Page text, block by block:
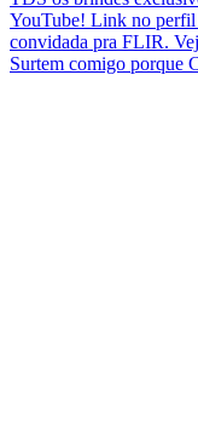
Surtem comigo porque